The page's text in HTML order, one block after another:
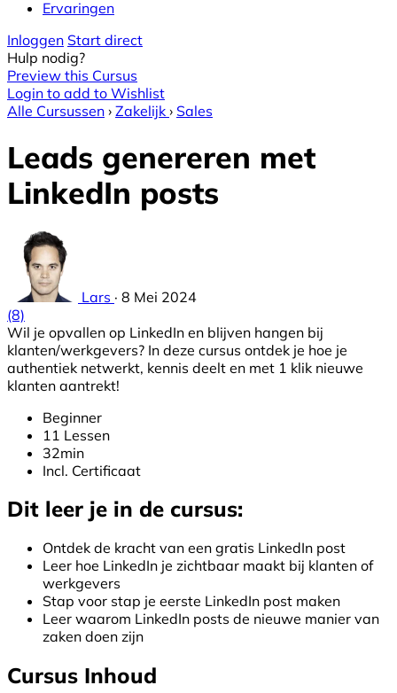
Ervaringen
Inloggen Start direct
Hulp nodig?
Preview this Cursus
Login to add to Wishlist
Alle Cursussen › Zakelijk › Sales
Leads genereren met
LinkedIn posts
Lars · 8 Mei 2024
(8)
Wil je opvallen op LinkedIn en blijven hangen bij
klanten/werkgevers? In deze cursus ontdek je hoe je
authentiek netwerkt, kennis deelt en met 1 klik nieuwe
klanten aantrekt!
Beginner
11 Lessen
32min
Incl. Certificaat
Dit leer je in de cursus:
Ontdek de kracht van een gratis LinkedIn post
Leer hoe LinkedIn je zichtbaar maakt bij klanten of
werkgevers
Stap voor stap je eerste LinkedIn post maken
Leer waarom LinkedIn posts de nieuwe manier van
zaken doen zijn
Cursus Inhoud